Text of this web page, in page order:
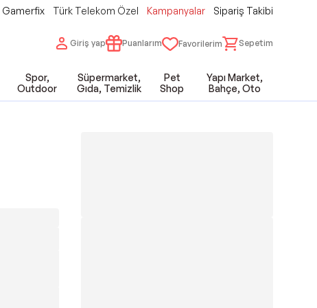
Gamerfix Türk Telekom Özel Kampanyalar Sipariş Takibi
Giriş yap Puanlarım Favorilerim Sepetim
Spor,
Outdoor
Süpermarket,
Gıda, Temizlik
Pet
Shop
Yapı Market,
Bahçe, Oto